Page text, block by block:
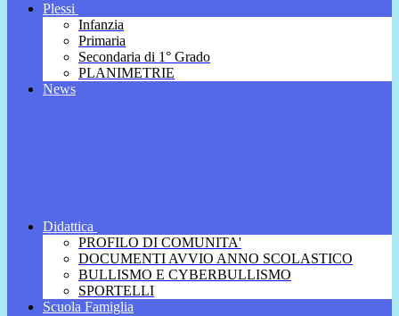
Plessi
Infanzia
Primaria
Secondaria di 1° Grado
PLANIMETRIE
News
Didattica
PROFILO DI COMUNITA'
DOCUMENTI AVVIO ANNO SCOLASTICO
BULLISMO E CYBERBULLISMO
SPORTELLI
Scuola Famiglia